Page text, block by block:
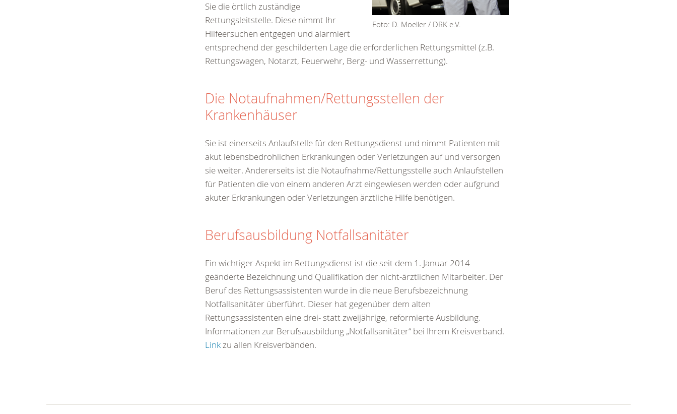
Foto: D. Moeller / DRK e.V.
Sie die örtlich zuständige
Rettungsleitstelle. Diese nimmt Ihr
Hilfeersuchen entgegen und alarmiert
entsprechend der geschilderten Lage die erforderlichen Rettungsmittel (z.B.
Rettungswagen, Notarzt, Feuerwehr, Berg- und Wasserrettung).
Die Notaufnahmen/Rettungsstellen der
Krankenhäuser
Sie ist einerseits Anlaufstelle für den Rettungsdienst und nimmt Patienten mit
akut lebensbedrohlichen Erkrankungen oder Verletzungen auf und versorgen
sie weiter. Andererseits ist die Notaufnahme/Rettungsstelle auch Anlaufstellen
für Patienten die von einem anderen Arzt eingewiesen werden oder aufgrund
akuter Erkrankungen oder Verletzungen ärztliche Hilfe benötigen.
Berufsausbildung Notfallsanitäter
Ein wichtiger Aspekt im Rettungsdienst ist die seit dem 1. Januar 2014
geänderte Bezeichnung und Qualifikation der nicht-ärztlichen Mitarbeiter. Der
Beruf des Rettungsassistenten wurde in die neue Berufsbezeichnung
Notfallsanitäter überführt. Dieser hat gegenüber dem alten
Rettungsassistenten eine drei- statt zweijährige, reformierte Ausbildung.
Informationen zur Berufsausbildung „Notfallsanitäter“ bei Ihrem Kreisverband.
Linkzu allen Kreisverbänden.